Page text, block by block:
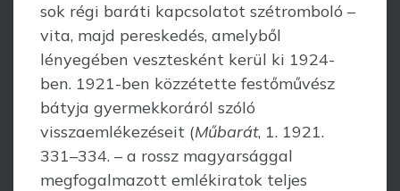
sok régi baráti kapcsolatot szétromboló –
vita, majd pereskedés, amelyből
lényegében vesztesként kerül ki 1924-
ben. 1921-ben közzétette festőművész
bátyja gyer­mekkoráról szóló
visszaemlékezéseit (Műbarát, 1. 1921.
331–334. – a rossz ma­gyar­­sággal
megfogalmazott emlékiratok teljes